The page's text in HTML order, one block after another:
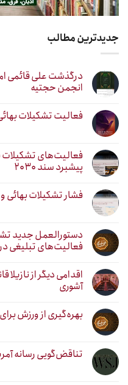
جدیدترین مطالب
درگذشت علی قائمی
انجمن حجتیه
فعالیت تشکیلات
فعالیت‌های تشکیلات
پیشبرد سند ۲۰۳۰
فشار تشکیلات بهائی
دستورالعمل جدید
فعالیت‌های تبلیغی در
اقدامی دیگر از
آشوری
بهره‌گیری از ورزش
تناقض‌گویی رسانه